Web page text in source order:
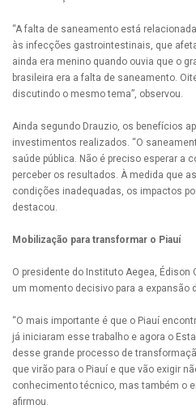
“A falta de saneamento está
às infecções gastrointestinais, que
ainda era menino quando ouvia que o
brasileira era a falta de saneamento.
discutindo o mesmo tema”, observou.
Ainda segundo Drauzio, os benefícios
investimentos realizados. “O
saúde pública. Não é preciso esperar a
perceber os resultados. À medida que
condições inadequadas, os impactos
destacou.
Mobilização para transformar o Piauí
O presidente do Instituto Aegea, Édison
um momento decisivo para a expansão
“O mais importante é que o Piauí
já iniciaram esse trabalho e agora o
desse grande processo de
que virão para o Piauí e que vão exigir
conhecimento técnico, mas também o
afirmou.